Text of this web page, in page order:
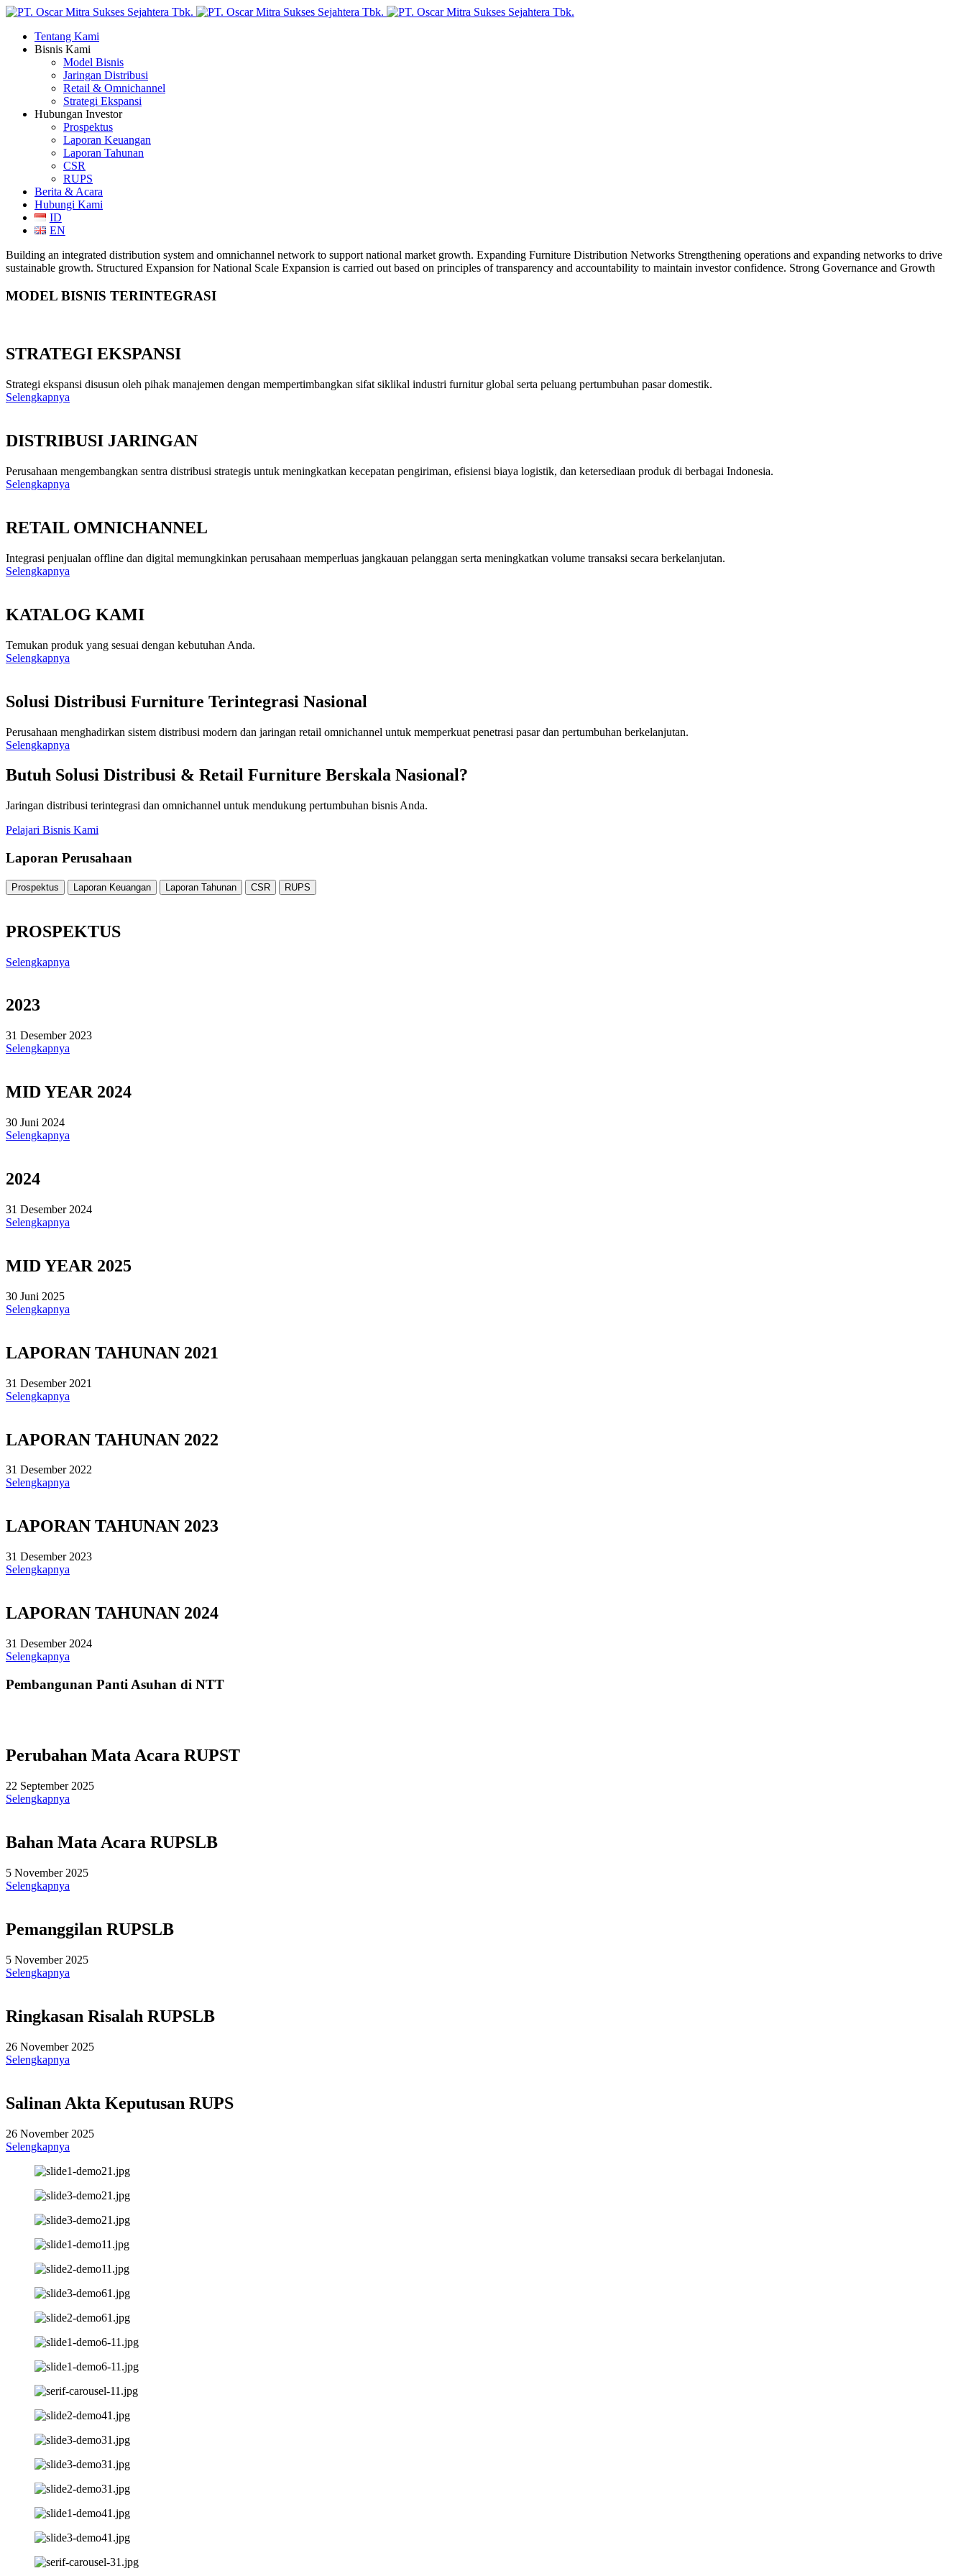
Tentang Kami
Bisnis Kami
Model Bisnis
Jaringan Distribusi
Retail & Omnichannel
Strategi Ekspansi
Hubungan Investor
Prospektus
Laporan Keuangan
Laporan Tahunan
CSR
RUPS
Berita & Acara
Hubungi Kami
ID
EN
Building an integrated distribution system and omnichannel network to support national market growth. Expanding Furniture Distribution Networks Strengthening operations and expanding networks to drive
sustainable growth. Structured Expansion for National Scale Expansion is carried out based on principles of transparency and accountability to maintain investor confidence. Strong Governance and Growth
MODEL BISNIS TERINTEGRASI
STRATEGI EKSPANSI
Strategi ekspansi disusun oleh pihak manajemen dengan mempertimbangkan sifat siklikal industri furnitur global serta peluang pertumbuhan pasar domestik.
Selengkapnya
DISTRIBUSI JARINGAN
Perusahaan mengembangkan sentra distribusi strategis untuk meningkatkan kecepatan pengiriman, efisiensi biaya logistik, dan ketersediaan produk di berbagai Indonesia.
Selengkapnya
RETAIL OMNICHANNEL
Integrasi penjualan offline dan digital memungkinkan perusahaan memperluas jangkauan pelanggan serta meningkatkan volume transaksi secara berkelanjutan.
Selengkapnya
KATALOG KAMI
Temukan produk yang sesuai dengan kebutuhan Anda.
Selengkapnya
Solusi Distribusi Furniture Terintegrasi Nasional
Perusahaan menghadirkan sistem distribusi modern dan jaringan retail omnichannel untuk memperkuat penetrasi pasar dan pertumbuhan berkelanjutan.
Selengkapnya
Butuh Solusi Distribusi & Retail Furniture Berskala Nasional?
Jaringan distribusi terintegrasi dan omnichannel untuk mendukung pertumbuhan bisnis Anda.
Pelajari Bisnis Kami
Laporan Perusahaan
Prospektus Laporan Keuangan Laporan Tahunan CSR RUPS
PROSPEKTUS
Selengkapnya
2023
31 Desember 2023
Selengkapnya
MID YEAR 2024
30 Juni 2024
Selengkapnya
2024
31 Desember 2024
Selengkapnya
MID YEAR 2025
30 Juni 2025
Selengkapnya
LAPORAN TAHUNAN 2021
31 Desember 2021
Selengkapnya
LAPORAN TAHUNAN 2022
31 Desember 2022
Selengkapnya
LAPORAN TAHUNAN 2023
31 Desember 2023
Selengkapnya
LAPORAN TAHUNAN 2024
31 Desember 2024
Selengkapnya
Pembangunan Panti Asuhan di NTT
Perubahan Mata Acara RUPST
22 September 2025
Selengkapnya
Bahan Mata Acara RUPSLB
5 November 2025
Selengkapnya
Pemanggilan RUPSLB
5 November 2025
Selengkapnya
Ringkasan Risalah RUPSLB
26 November 2025
Selengkapnya
Salinan Akta Keputusan RUPS
26 November 2025
Selengkapnya